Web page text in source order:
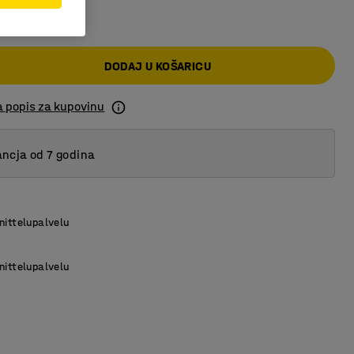
3000
DODAJ U KOŠARICU
popis za kupovinu
od 7 godina